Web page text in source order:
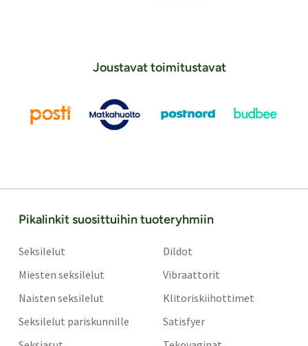
Joustavat toimitustavat
Pikalinkit suosittuihin tuoteryhmiin
Seksilelut
Miesten seksilelut
Naisten seksilelut
Seksilelut pariskunnille
Dildot
Vibraattorit
Klitoriskiihottimet
Satisfyer